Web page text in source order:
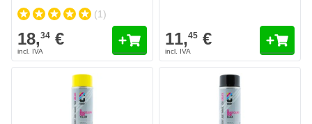
(1)
18,34 € 11,45 €